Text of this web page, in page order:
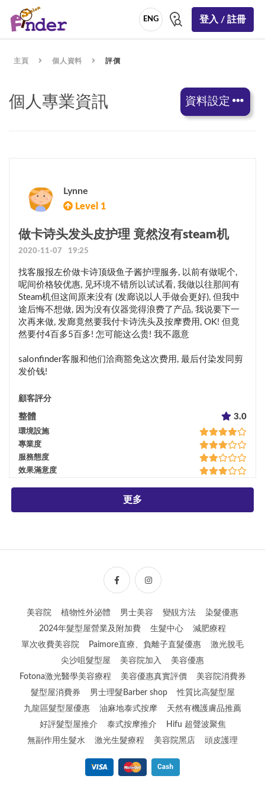
ENG 登入 / 註冊
主頁 個人資料 評價
個人專業資訊 資料設定
Lynne
Level 1
做卡诗头发头皮护理 竟然沒有steam机
2020-11-07 19:25
找客服报左价做卡诗顶级鱼子酱护理服务, 以前有做呢个,
呢间价格较优惠, 见环境不错所以试试看, 我做以往那间有
Steam机但这间原来没有 (发廊说以人手做会更好), 但我中
途后悔不想做, 因为没有仪器觉得浪费了产品, 我说要下一
次再来做, 发廊竟然要我付卡诗洗头及按摩费用, OK! 但竟
然要付4百多5百多! 怎可能这么贵! 我不愿意
salonfinder客服和他们洽商豁免这次费用, 最后付染发同剪
发价钱!
顧客評分
整體 3.0
環境設施
專業度
服務態度
效果滿意度
更多
美容院 植物性外泌體 男士美容 變靚方法
染髮優惠
2024年髮型屋營業及附加費
生髮中心
減肥療程
單次收費美容院
Paimore直療、負離子直髮優惠
激光脫毛
尖沙咀髮型屋
美容院加入
美容優惠
Fotona激光醫學美容療程
美容優惠真實評價
美容院消費券
髮型屋消費券
男士理髮Barber shop
性質比高髮型屋
九龍區髮型屋優惠
油麻地泰式按摩
天然有機護膚品推薦
好評髮型屋推介
泰式按摩推介
Hifu 超聲波聚焦
無副作用生髮水
激光生髮療程 美容院黑店 頭皮護理